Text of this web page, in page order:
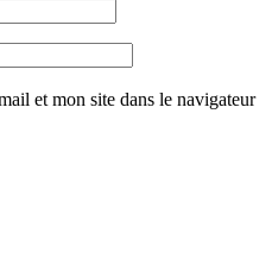
et mon site dans le navigateur